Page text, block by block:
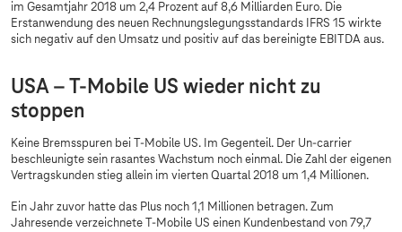
im Gesamtjahr 2018 um 2,4 Prozent auf 8,6 Milliarden Euro. Die
Erstanwendung des neuen Rechnungslegungsstandards IFRS 15 wirkte
sich negativ auf den Umsatz und positiv auf das bereinigte EBITDA aus.
USA – T-Mobile US wieder nicht zu
stoppen
Keine Bremsspuren bei T-Mobile US. Im Gegenteil. Der Un-carrier
beschleunigte sein rasantes Wachstum noch einmal. Die Zahl der eigenen
Vertragskunden stieg allein im vierten Quartal 2018 um 1,4 Millionen.
Ein Jahr zuvor hatte das Plus noch 1,1 Millionen betragen. Zum
Jahresende verzeichnete T-Mobile US einen Kundenbestand von 79,7